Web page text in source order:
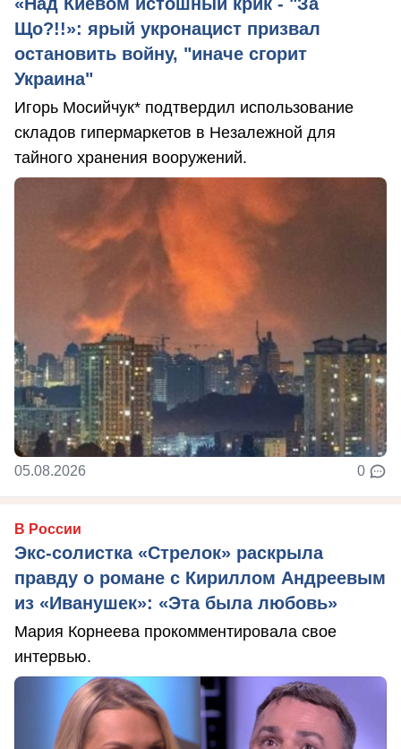
Що?!!»: ярый укронацист призвал
остановить войну, "иначе сгорит
Украина"
Игорь Мосийчук* подтвердил использование
складов гипермаркетов в Незалежной для
тайного хранения вооружений.
05.08.2026 0
В России
Экс-солистка «Стрелок» раскрыла
правду о романе с Кириллом Андреевым
из «Иванушек»: «Эта была любовь»
Мария Корнеева прокомментировала свое
интервью.